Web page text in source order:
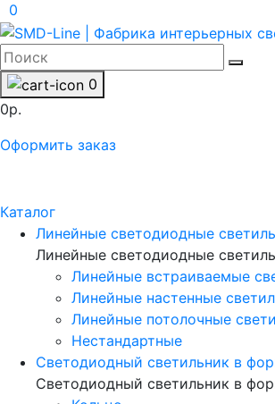
0
0
0р.
Оформить заказ
Каталог
Линейные светодиодные
Линейные светодиодные
Линейные встраиваемые
Линейные настенные
Линейные потолочные
Нестандартные
Светодиодный светильник в
Светодиодный светильник в